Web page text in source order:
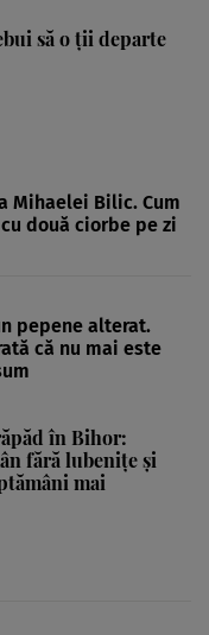
să o ții departe
Mihaelei Bilic. Cum
două ciorbe pe zi
pepene alterat.
că nu mai este
în Bihor:
fără lubenițe și
mai